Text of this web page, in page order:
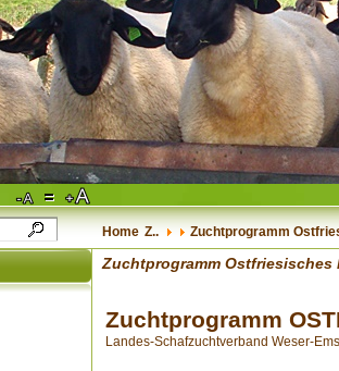
Home Z.. Zuchtprogramm
Zuchtprogramm Ostfriesisches
Zuchtprogramm
Landes-Schafzuchtverband Weser-